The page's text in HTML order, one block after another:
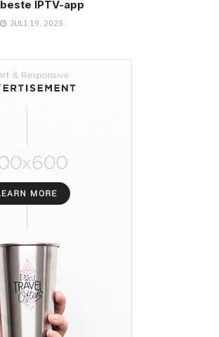
beste IPTV-app
JULI 19, 2025